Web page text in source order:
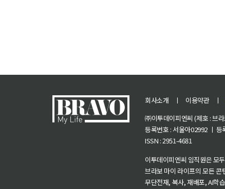
회사소개 ㅣ 이용약관 ㅣ
㈜이투데이피엔씨 (제호 : 브
등록번호 : 서울아02992 ㅣ 등
ISSN : 2951-4681
이투데이피엔씨 임직원은 모
브라보 마이 라이프의 모든
무단전재, 복사, 재배포, AI학